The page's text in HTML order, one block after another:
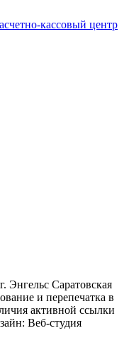
Энгельс Саратовская
и перепечатка в
активной ссылки
Веб-студия